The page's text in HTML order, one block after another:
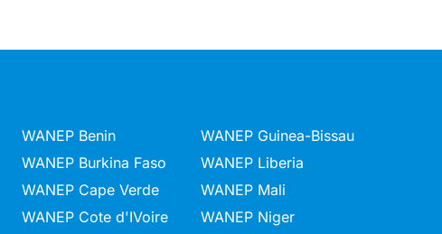
WANEP Benin
WANEP Burkina Faso
WANEP Cape Verde
WANEP Cote d'IVoire
WANEP Guinea-Bissau
WANEP Liberia
WANEP Mali
WANEP Niger